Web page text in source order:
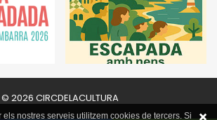
© 2026 CIRCDELACULTURA
els nostres serveis utilitzem cookies de tercers. Si